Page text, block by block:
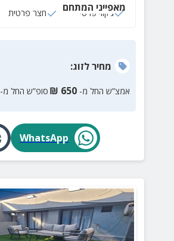
הליכה, טיולי שטח ועוד.
מאפייני המתחם
ג‘קוזי פרטי חצר פרטית
מחירלזוג:
אמצ”ש החל מ- 650
₪ סופ”ש החל מ-
WhatsApp